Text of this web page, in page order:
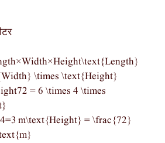
\times \text{Height}
= 6 \times 4 \times
m\text{Height} = \frac{72}